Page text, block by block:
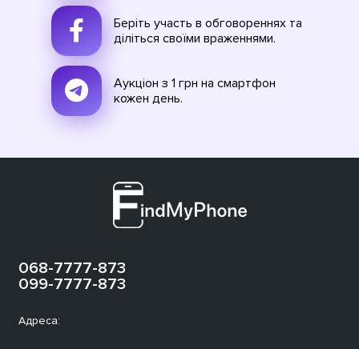
Беріть участь в обговореннях та
діліться своїми враженнями.
Аукціон з 1 грн на смартфон
кожен день.
068-7777-873
099-7777-873
Адреса: